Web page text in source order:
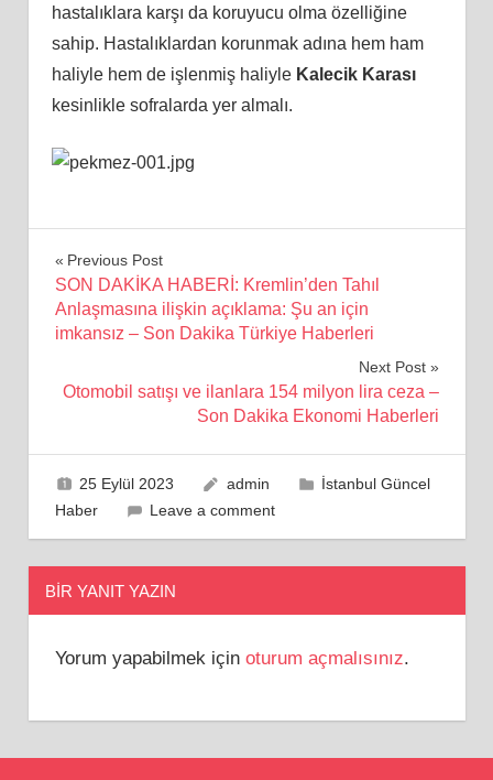
hastalıklara karşı da koruyucu olma özelliğine
sahip. Hastalıklardan korunmak adına hem ham
haliyle hem de işlenmiş haliyle Kalecik Karası
kesinlikle sofralarda yer almalı.
Yazı
gezinmesi
Previous Post
SON DAKİKA HABERİ: Kremlin’den Tahıl
Anlaşmasına ilişkin açıklama: Şu an için
imkansız – Son Dakika Türkiye Haberleri
Next Post
Otomobil satışı ve ilanlara 154 milyon lira ceza –
Son Dakika Ekonomi Haberleri
25 Eylül 2023 admin
İstanbul Güncel
Haber
Leave a comment
BIR YANIT YAZIN
Yorum yapabilmek için oturum açmalısınız.